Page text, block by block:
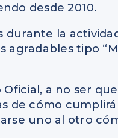
desde 2010.
durante la
agradables tipo
a no ser
de cómo
uno al otro